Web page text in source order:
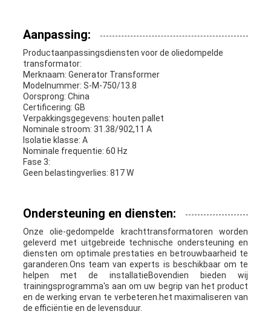
Aanpassing:
Productaanpassingsdiensten voor de oliedompelde
transformator:
Merknaam: Generator Transformer
Modelnummer: S-M-750/13.8
Oorsprong: China
Certificering: GB
Verpakkingsgegevens: houten pallet
Nominale stroom: 31.38/902,11 A
Isolatie klasse: A
Nominale frequentie: 60 Hz
Fase 3:
Geen belastingverlies: 817 W
Ondersteuning en diensten:
Onze olie-gedompelde krachttransformatoren worden
geleverd met uitgebreide technische ondersteuning en
diensten om optimale prestaties en betrouwbaarheid te
garanderen.Ons team van experts is beschikbaar om te
helpen met de installatieBovendien bieden wij
trainingsprogramma's aan om uw begrip van het product
en de werking ervan te verbeteren.het maximaliseren van
de efficiëntie en de levensduur.